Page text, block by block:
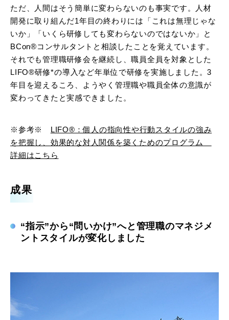
ただ、人間はそう簡単に変わらないのも事実です。人材
開発に取り組んだ1年目の終わりには「これは無理じゃな
いか」「いくら研修しても変わらないのではないか」と
BCon®コンサルタントと相談したことを覚えています。
それでも管理職研修会を継続し、職員全員を対象とした
LIFO®研修*の導入など年単位で研修を実施しました。3
年目を迎えるころ、ようやく管理職や職員全体の意識が
変わってきたと実感できました。
※参考※ LIFO®：個人の指向性や行動スタイルの強み
を把握し、効果的な対人関係を築くためのプログラム
詳細はこちら
成果
“指示”から“問いかけ”へと管理職のマネジメ
ントスタイルが変化しました